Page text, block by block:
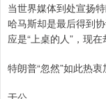
当世界媒体到处宣扬
哈马斯却是最后得到
应是“上桌的人”，现在
特朗普“忽然”如此热